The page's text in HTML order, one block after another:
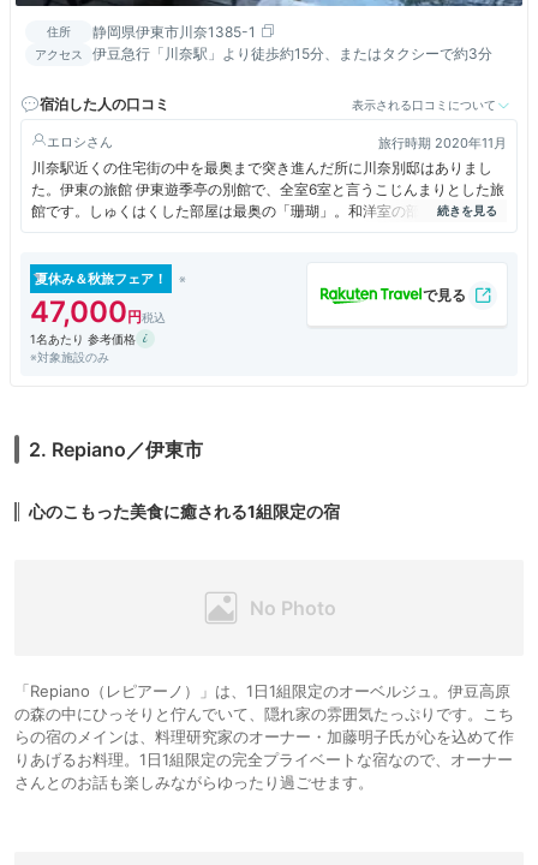
住所 静岡県伊東市川奈1385-1
アクセス 伊豆急行「川奈駅」より徒歩約15分、またはタクシーで約3分
宿泊した人の口コミ 表示される口コミについて
エロシ 旅行時期 2020年11月
川奈駅近くの住宅街の中を最奥まで突き進んだ所に川奈別邸はありまし
た。伊東の旅館 伊東遊季亭の別館で、全室6室と言うこじんまりとした旅
館です。しゅくはくした部屋は最奥の「珊瑚」。和洋室の部屋に温泉露天
風呂がついた部屋で、林の奥に海を眺めることができます。食事は地の新
なく、従業員の接客も良く、ゆっくり過ごすことが出来る良いお宿でし
た。
夏休み＆秋旅フェア！
47,000
1名あたり 参考価格
※対象施設のみ
2. Repiano／伊東市
心のこもった美食に癒される1組限定の宿
「Repiano（レピアーノ）」は、1日1組限定のオーベルジュ。伊豆高原
の森の中にひっそりと佇んでいて、隠れ家の雰囲気たっぷりです。こち
らの宿のメインは、料理研究家のオーナー・加藤明子氏が心を込めて作
りあげるお料理。1日1組限定の完全プライベートな宿なので、オーナー
さんとのお話も楽しみながらゆったり過ごせます。